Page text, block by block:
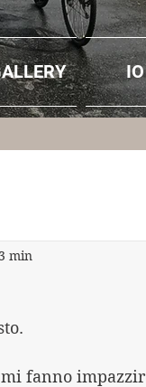
min
fanno
IO